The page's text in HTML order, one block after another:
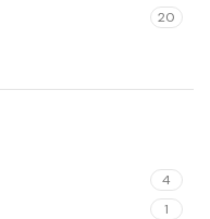
15
7
4
20
4
1